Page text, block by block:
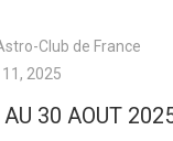
Club de France
2025
30 AOUT